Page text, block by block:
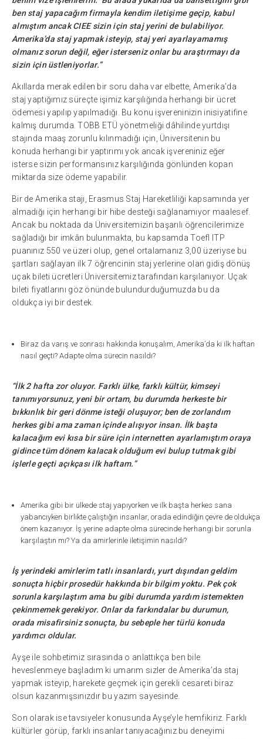
ben staj yapacağım firmayla kendim iletişime geçip, kabul
almıştım ancak CIEE sizin için staj yerini de bulabiliyor.
Amerika’da staj yapmak isteyip, staj yeri ayarlayamamış
olmanız sorun değil, eğer isterseniz onlar bu araştırmayı da
sizin için üstleniyorlar.”
Akıllarda merak edilen bir soru daha var elbette, Amerika’da
staj yaptığımız süreçte işimiz karşılığında herhangi bir ücret
ödemesi yapılıp yapılmadığı. Bu konu işvereninizin inisiyatifine
kalmış durumda. TOBB ETÜ yönetmeliği dâhilinde yurtdışı
stajında maaş zorunlu kılınmadığı için, Üniversitenin bu
konuda herhangi bir yaptırımı yok ancak işvereniniz eğer
isterse sizin performansınız karşılığında gönlünden kopan
miktarda size ödeme yapabilir.
Bir de Amerika stajı, Erasmus Staj Hareketliliği kapsamında yer
almadığı için herhangi bir hibe desteği sağlanamıyor maalesef.
Ancak bu noktada da Üniversitemizin başarılı öğrencilerimize
sağladığı bir imkân bulunmakta, bu kapsamda Toefl ITP
puanınız 550 ve üzeri olup, genel ortalamanız 3,00 üzeriyse bu
şartları sağlayan ilk 7 öğrencinin staj yerlerine olan gidiş dönüş
uçak bileti ücretleri Üniversitemiz tarafından karşılanıyor. Uçak
bileti fiyatlarını göz önünde bulundurduğumuzda bu da
oldukça iyi bir destek.
Biraz da varış ve sonrası hakkında konuşalım, Amerika’da ki ilk haftan
nasıl geçti? Adapte olma sürecin nasıldı?
“İlk 2 hafta zor oluyor. Farklı ülke, farklı kültür, kimseyi
tanımıyorsunuz, yeni bir ortam, bu durumda herkeste bir
bıkkınlık bir geri dönme isteği oluşuyor; ben de zorlandım
herkes gibi ama zaman içinde alışıyor insan. İlk başta
kalacağım evi kısa bir süre için internetten ayarlamıştım oraya
gidince tüm dönem kalacak olduğum evi bulup tutmak gibi
işlerle geçti açıkçası ilk haftam.”
Amerika gibi bir ülkede staj yapıyorken ve ilk başta herkes sana
yabancıyken birlikte çalıştığın insanlar, orada edindiğin çevre de oldukça
önem kazanıyor. İş yerine adapte olma sürecinde herhangi bir sorunla
karşılaştın mı? Ya da amirlerinle iletişimin nasıldı?
İş yerindeki amirlerim tatlı insanlardı, yurt dışından geldim
sonuçta hiçbir prosedür hakkında bir bilgim yoktu. Pek çok
sorunla karşılaştım ama bu gibi durumda yardım istemekten
çekinmemek gerekiyor. Onlar da farkındalar bu durumun,
orada misafirsiniz sonuçta, bu sebeple her türlü konuda
yardımcı oldular.
Ayşe ile sohbetimiz sırasında o anlattıkça ben bile
heveslenmeye başladım ki umarım sizler de Amerika’da staj
yapmak isteyip, harekete geçmek için gerekli cesareti biraz
olsun kazanmışsınızdır bu yazım sayesinde.
Son olarak ise tavsiyeler konusunda Ayşe’yle hemfikiriz. Farklı
kültürler görüp, farklı insanlar tanıyacağınız bu deneyimi